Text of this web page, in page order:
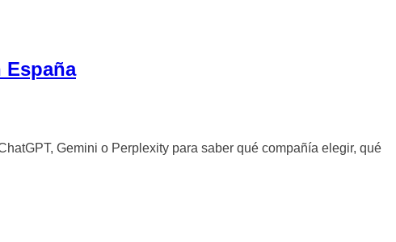
España
Gemini o Perplexity para saber qué compañía elegir, qué